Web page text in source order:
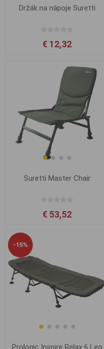
Držák na nápoje Suretti
€ 12,32
Suretti Master Chair
€ 53,52
-15%
Prologic Inspire Relax 6 Leg